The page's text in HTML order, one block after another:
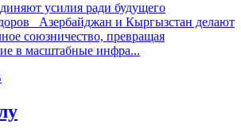
усилия ради будущего
Азербайджан и Кыргызстан делают
союзничество, превращая
в масштабные инфра...